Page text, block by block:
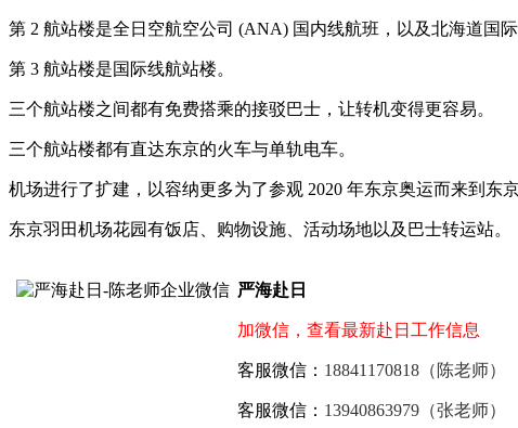
第 2 航站楼是全日空航空公司 (ANA) 国内线航班，以及北海道国
第 3 航站楼是国际线航站楼。
三个航站楼之间都有免费搭乘的接驳巴士，让转机变得更容易。
三个航站楼都有直达东京的火车与单轨电车。
机场进行了扩建，以容纳更多为了参观 2020 年东京奥运而来到
东京羽田机场花园有饭店、购物设施、活动场地以及巴士转运站。
严海赴日
加微信，查看最新赴日工作信息
客服微信： 18841170818（陈老师）
客服微信： 13940863979（张老师）